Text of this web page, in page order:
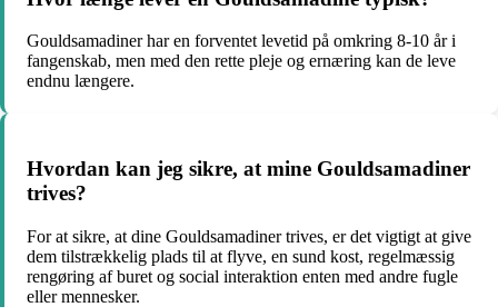
Gouldsamadiner har en forventet levetid på omkring 8-10 år i
fangenskab, men med den rette pleje og ernæring kan de leve
endnu længere.
Hvordan kan jeg sikre, at mine Gouldsamadiner
trives?
For at sikre, at dine Gouldsamadiner trives, er det vigtigt at give
dem tilstrækkelig plads til at flyve, en sund kost, regelmæssig
rengøring af buret og social interaktion enten med andre fugle
eller mennesker.